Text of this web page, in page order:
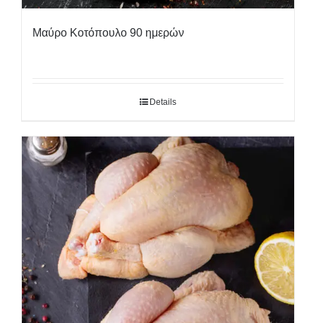
Μαύρο Κοτόπουλο 90 ημερών
Details